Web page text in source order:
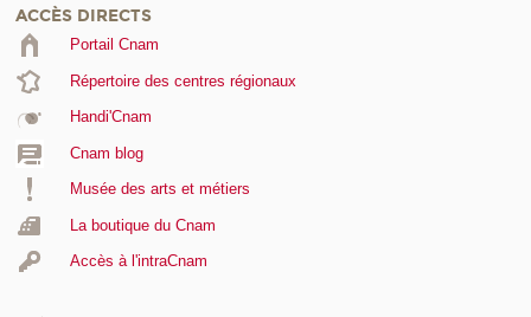
ACCÈS DIRECTS
Portail Cnam
Répertoire des centres régionaux
Handi'Cnam
Cnam blog
Musée des arts et métiers
La boutique du Cnam
Accès à l'intraCnam